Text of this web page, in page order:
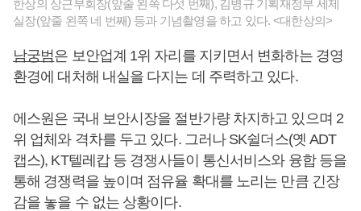
한상의 상근부회장(앞줄 왼쪽 다섯 번째), 김병규 기획재정부 세제
실장(앞줄 왼쪽 네 번째) 등과 기념촬영을 하고 있다. <대한상의>
남궁범은 보안업계 1위 자리를 지키면서 변화하는 경영
환경에 대처해 내실을 다지는 데 주력하고 있다.
에스원은 국내 보안시장을 절반가량 차지하고 있으며 2
위 업체와 격차를 두고 있다. 그러나 SK쉴더스(옛 ADT
캡스), KT텔레캅 등 경쟁사들이 통신서비스와 융합 등을
통해 경쟁력을 높이며 점유율 확대를 노리는 만큼 긴장
감을 놓을 수 없는 상황이다.